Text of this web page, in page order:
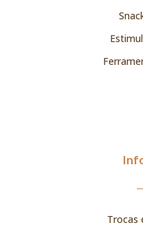
Trocas